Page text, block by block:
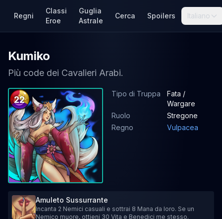
Regni
Classi
Eroe
Guglia
Astrale
Cerca Spoilers Italiano
Kumiko
Più code dei Cavalieri Arabi.
22
Tipo di Truppa
Fata /
Wargare
Ruolo
Stregone
Regno
Vulpacea
Amuleto Sussurrante
Incanta 2 Nemici casuali e sottrai 8 Mana da loro. Se un
Nemico muore, ottieni 30 Vita e Benedici me stesso.